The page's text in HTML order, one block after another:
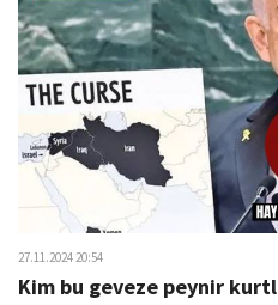
27.11.2024 20:54
Kim bu geveze peynir